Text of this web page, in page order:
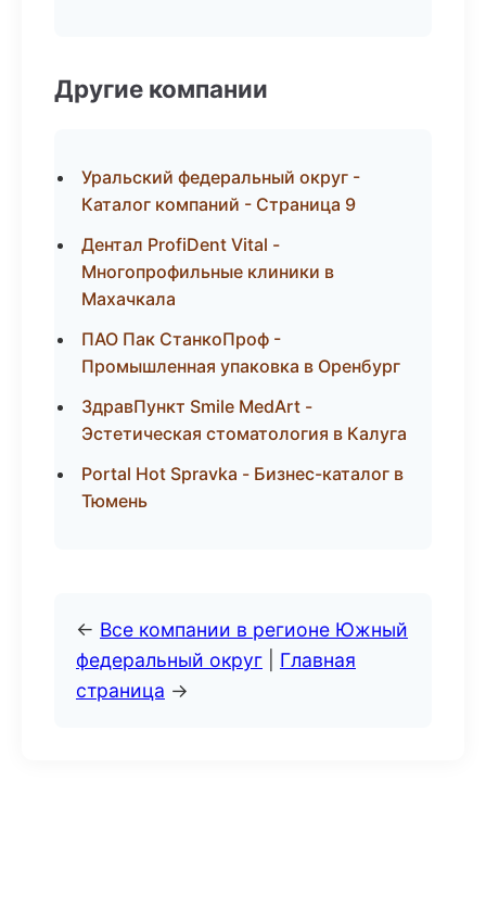
Другие компании
Уральский федеральный округ -
Каталог компаний - Страница 9
Дентал ProfiDent Vital -
Многопрофильные клиники в
Махачкала
ПАО Пак СтанкоПроф -
Промышленная упаковка в Оренбург
ЗдравПункт Smile MedArt -
Эстетическая стоматология в Калуга
Portal Hot Spravka - Бизнес-каталог в
Тюмень
← Все компании в регионе Южный
федеральный округ
Главная
страница →